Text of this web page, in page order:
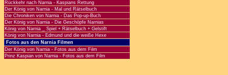
Rückkehr nach Narnia - Kaspians Rettung
Der König von Narnia - Mal und Rätselbuch
Die Chroniken von Narnia - Das Pop-up-Buch
Der König von Narnia - Die Geschöpfe Narnias
König von Narnia _ Spiel + Rätselbuch + Gelstift
König von Narnia - Edmund und die weiße Hexe
Fotos aus den Narnia Filmen
Der König von Narnia - Fotos aus dem Film
Prinz Kaspian von Narnia - Fotos aus dem Film